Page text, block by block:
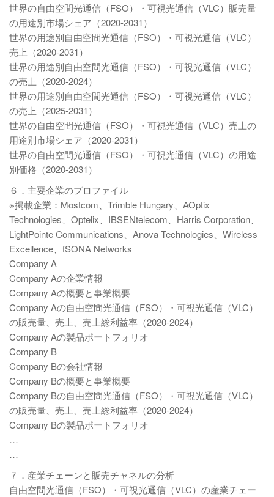
世界の自由空間光通信（FSO）・可視光通信（VLC）販売量
の用途別市場シェア（2020-2031）
世界の用途別自由空間光通信（FSO）・可視光通信（VLC）
売上（2020-2031）
世界の用途別自由空間光通信（FSO）・可視光通信（VLC）
の売上（2020-2024）
世界の用途別自由空間光通信（FSO）・可視光通信（VLC）
の売上（2025-2031）
世界の自由空間光通信（FSO）・可視光通信（VLC）売上の
用途別市場シェア（2020-2031）
世界の自由空間光通信（FSO）・可視光通信（VLC）の用途
別価格（2020-2031）
６．主要企業のプロファイル
※掲載企業：Mostcom、Trimble Hungary、AOptix
Technologies、Optelix、IBSENtelecom、Harris Corporation、
LightPointe Communications、Anova Technologies、Wireless
Excellence、fSONA Networks
Company A
Company Aの企業情報
Company Aの概要と事業概要
Company Aの自由空間光通信（FSO）・可視光通信（VLC）
の販売量、売上、売上総利益率（2020-2024）
Company Aの製品ポートフォリオ
Company B
Company Bの会社情報
Company Bの概要と事業概要
Company Bの自由空間光通信（FSO）・可視光通信（VLC）
の販売量、売上、売上総利益率（2020-2024）
Company Bの製品ポートフォリオ
…
…
７．産業チェーンと販売チャネルの分析
自由空間光通信（FSO）・可視光通信（VLC）の産業チェー